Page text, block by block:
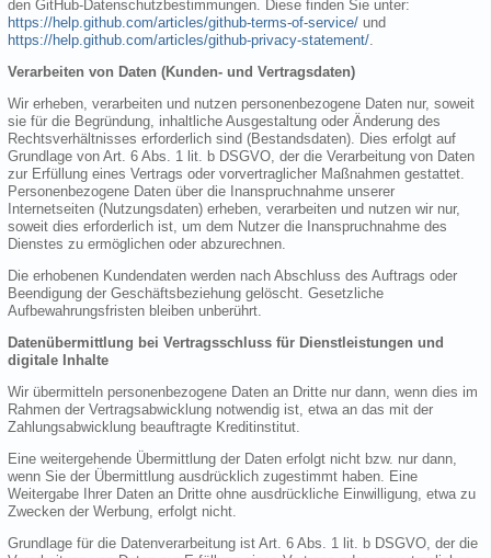
den GitHub-Datenschutzbestimmungen. Diese finden Sie unter:
https://help.github.com/articles/github-terms-of-service/ und
https://help.github.com/articles/github-privacy-statement/.
Verarbeiten von Daten (Kunden- und Vertragsdaten)
Wir erheben, verarbeiten und nutzen personenbezogene Daten nur, soweit
sie für die Begründung, inhaltliche Ausgestaltung oder Änderung des
Rechtsverhältnisses erforderlich sind (Bestandsdaten). Dies erfolgt auf
Grundlage von Art. 6 Abs. 1 lit. b DSGVO, der die Verarbeitung von Daten
zur Erfüllung eines Vertrags oder vorvertraglicher Maßnahmen gestattet.
Personenbezogene Daten über die Inanspruchnahme unserer
Internetseiten (Nutzungsdaten) erheben, verarbeiten und nutzen wir nur,
soweit dies erforderlich ist, um dem Nutzer die Inanspruchnahme des
Dienstes zu ermöglichen oder abzurechnen.
Die erhobenen Kundendaten werden nach Abschluss des Auftrags oder
Beendigung der Geschäftsbeziehung gelöscht. Gesetzliche
Aufbewahrungsfristen bleiben unberührt.
Datenübermittlung bei Vertragsschluss für Dienstleistungen und
digitale Inhalte
Wir übermitteln personenbezogene Daten an Dritte nur dann, wenn dies im
Rahmen der Vertragsabwicklung notwendig ist, etwa an das mit der
Zahlungsabwicklung beauftragte Kreditinstitut.
Eine weitergehende Übermittlung der Daten erfolgt nicht bzw. nur dann,
wenn Sie der Übermittlung ausdrücklich zugestimmt haben. Eine
Weitergabe Ihrer Daten an Dritte ohne ausdrückliche Einwilligung, etwa zu
Zwecken der Werbung, erfolgt nicht.
Grundlage für die Datenverarbeitung ist Art. 6 Abs. 1 lit. b DSGVO, der die